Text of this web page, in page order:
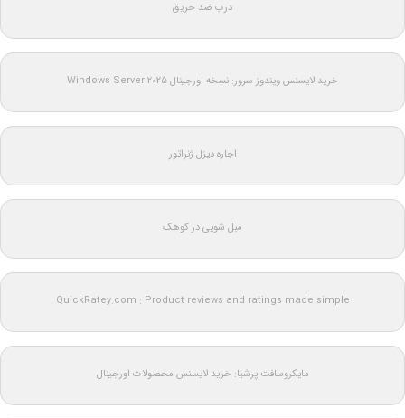
درب ضد حریق
خرید لایسنس ویندوز سرور: نسخه اورجینال Windows Server 2025
اجاره دیزل ژنراتور
مبل شویی در کوهک
QuickRatey.com : Product reviews and ratings made simple
مایکروسافت پرشیا: خرید لایسنس محصولات اورجینال